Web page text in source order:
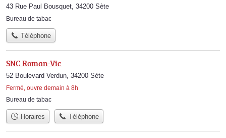
43 Rue Paul Bousquet, 34200 Sète
Bureau de tabac
Téléphone
SNC Roman-Vic
52 Boulevard Verdun, 34200 Sète
Fermé, ouvre demain à 8h
Bureau de tabac
Horaires Téléphone